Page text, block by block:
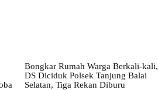
Bongkar Rumah Warga Berkali-kali,
DS Diciduk Polsek Tanjung Balai
Selatan, Tiga Rekan Diburu